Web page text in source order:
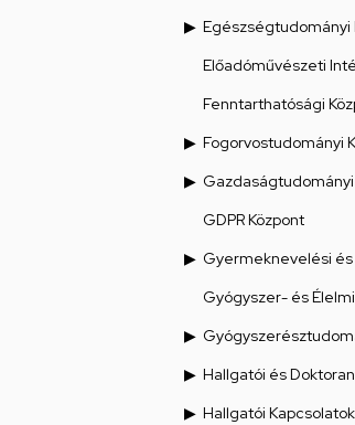
Egészségtudományi
Előadóművészeti
Fenntarthatósági
Fogorvostudományi
Gazdaságtudományi
GDPR Központ
Gyermeknevelési
Gyógyszer- és
Hallgatói és
Hallgatói